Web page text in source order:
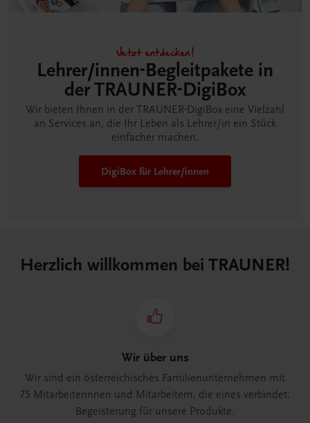
Jetzt entdecken!
Lehrer/innen-Begleitpakete in
der TRAUNER-DigiBox
Wir bieten Ihnen in der TRAUNER-DigiBox eine Vielzahl
an Services an, die Ihr Leben als Lehrer/in ein Stück
einfacher machen.
DigiBox für Lehrer/innen
Herzlich willkommen bei TRAUNER!
Wir über uns
Wir sind ein österreichisches Familienunternehmen mit
75 Mitarbeiterinnen und Mitarbeitern, die eines verbindet:
Begeisterung für unsere Produkte.